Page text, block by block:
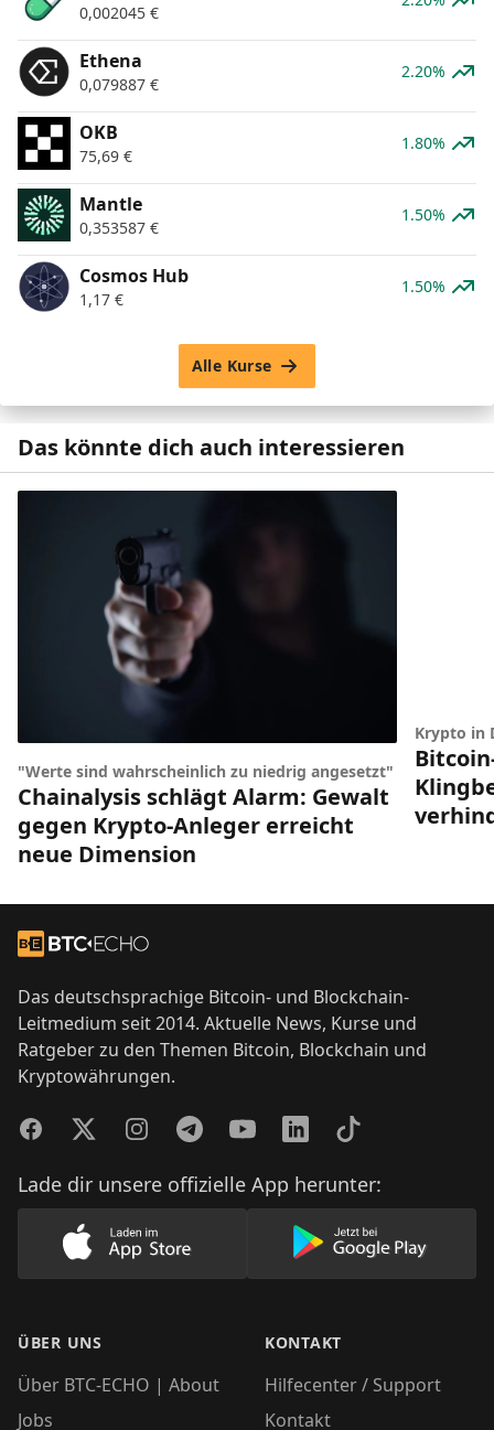
0,002045 €
Ethena
0,079887 €
2.20%
OKB
75,69 €
1.80%
Mantle
0,353587 €
1.50%
Cosmos Hub
1,17 €
1.50%
Alle Kurse
Das könnte dich auch interessieren
"Werte sind wahrscheinlich zu niedrig angesetzt"
Chainalysis schlägt Alarm: Gewalt
gegen Krypto-Anleger erreicht
neue Dimension
Krypto in
Zur Startseite
Das deutschsprachige Bitcoin- und Blockchain-
Leitmedium seit 2014. Aktuelle News, Kurse und
Ratgeber zu den Themen Bitcoin, Blockchain und
Kryptowährungen.
FacebookTwitterInstagramTelegramYouTubeLinkedInTikTok
Lade dir unsere offizielle App herunter:
Lade unsere App im AppStore herunter
Lade unsere
ÜBER UNS
Über BTC-ECHO | About
Jobs
KONTAKT
Hilfecenter / Support
Kontakt